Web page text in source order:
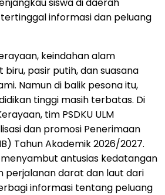
informasi dan peluang
keindahan alam
pasir putih, dan suasana
Namun di balik pesona itu,
tinggi masih terbatas. Di
tim PSDKU ULM
dan promosi Penerimaan
Tahun Akademik 2026/2027.
menyambut antusias kedatangan
perjalanan darat dan laut dari
informasi tentang peluang